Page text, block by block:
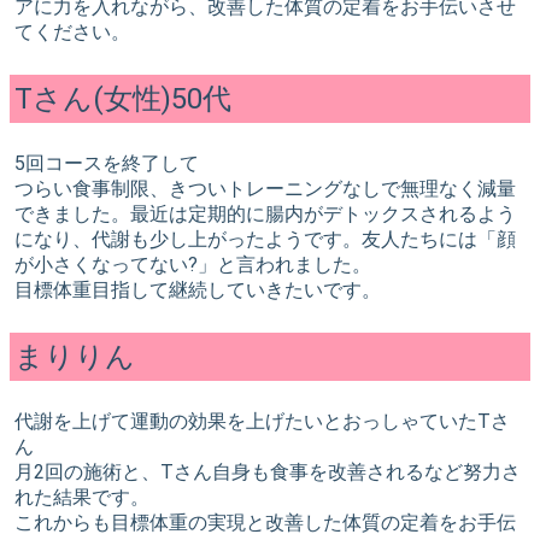
アに力を入れながら、改善した体質の定着をお手伝いさせ
てください。
Tさん(女性)50代
5回コースを終了して
つらい食事制限、きついトレーニングなしで無理なく減量
できました。最近は定期的に腸内がデトックスされるよう
になり、代謝も少し上がったようです。友人たちには「顔
が小さくなってない?」と言われました。
目標体重目指して継続していきたいです。
まりりん
代謝を上げて運動の効果を上げたいとおっしゃていたTさ
ん
月2回の施術と、Tさん自身も食事を改善されるなど努力さ
れた結果です。
これからも目標体重の実現と改善した体質の定着をお手伝